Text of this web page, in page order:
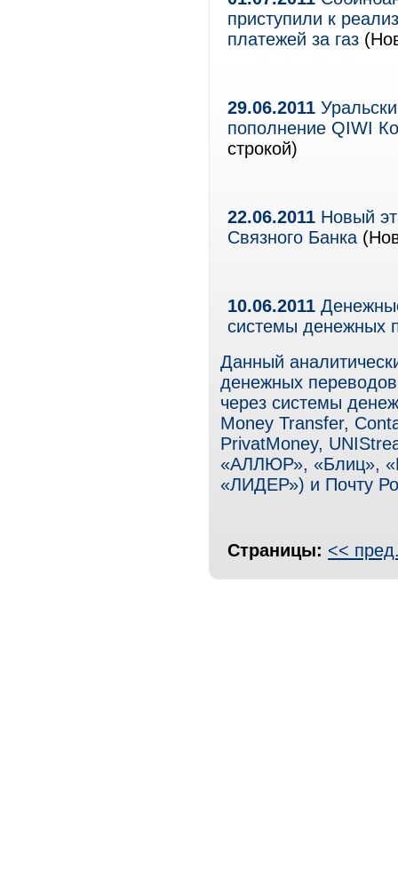
приступили к
платежей за газ
29.06.2011
пополнение QIWI
строкой)
22.06.2011 Новый
Связного Банка
10.06.2011
системы денежных
Данный
денежных
через системы
Money Transfer,
PrivatMoney,
«АЛЛЮР», «Блиц»,
«ЛИДЕР») и Почту
Страницы: <<